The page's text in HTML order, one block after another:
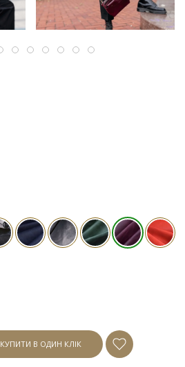
КУПИТИ В ОДИН КЛІК